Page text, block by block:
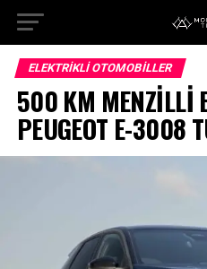
ELEKTRIKLI OTOMOBILLER
500 KM MENZİLLİ
PEUGEOT E-3008